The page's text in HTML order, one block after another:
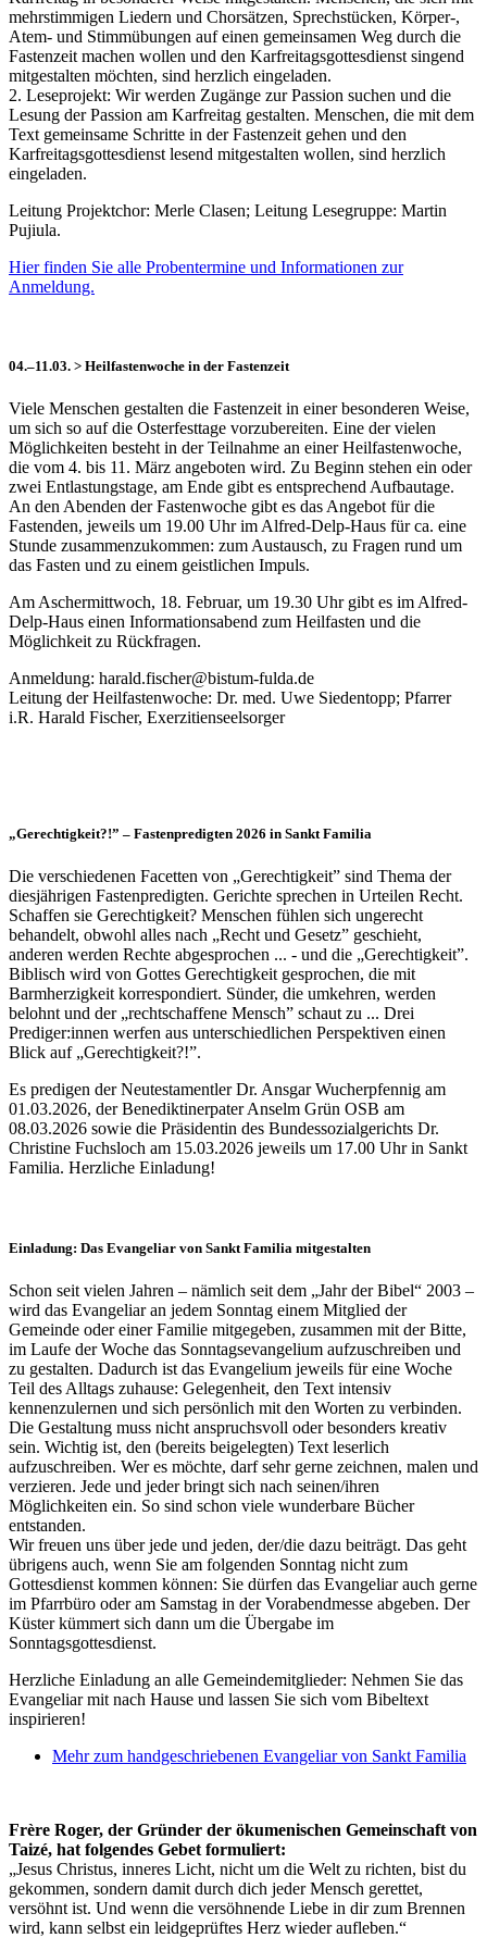
mehrstimmigen Liedern und Chorsätzen, Sprechstücken, Körper-,
Atem- und Stimmübungen auf einen gemeinsamen Weg durch die
Fastenzeit machen wollen und den Karfreitagsgottesdienst singend
mitgestalten möchten, sind herzlich eingeladen.
2. Leseprojekt: Wir werden Zugänge zur Passion suchen und die
Lesung der Passion am Karfreitag gestalten. Menschen, die mit dem
Text gemeinsame Schritte in der Fastenzeit gehen und den
Karfreitagsgottesdienst lesend mitgestalten wollen, sind herzlich
eingeladen.
Leitung Projektchor: Merle Clasen; Leitung Lesegruppe: Martin
Pujiula.
Hier finden Sie alle Probentermine und Informationen zur
Anmeldung.
04.–11.03. > Heilfastenwoche in der Fastenzeit
Viele Menschen gestalten die Fastenzeit in einer besonderen Weise,
um sich so auf die Osterfesttage vorzubereiten. Eine der vielen
Möglichkeiten besteht in der Teilnahme an einer Heilfastenwoche,
die vom 4. bis 11. März angeboten wird. Zu Beginn stehen ein oder
zwei Entlastungstage, am Ende gibt es entsprechend Aufbautage.
An den Abenden der Fastenwoche gibt es das Angebot für die
Fastenden, jeweils um 19.00 Uhr im Alfred-Delp-Haus für ca. eine
Stunde zusammenzukommen: zum Austausch, zu Fragen rund um
das Fasten und zu einem geistlichen Impuls.
Am Aschermittwoch, 18. Februar, um 19.30 Uhr gibt es im Alfred-
Delp-Haus einen Informationsabend zum Heilfasten und die
Möglichkeit zu Rückfragen.
Anmeldung: harald.fischer@bistum-fulda.de
Leitung der Heilfastenwoche: Dr. med. Uwe Siedentopp; Pfarrer
i.R. Harald Fischer, Exerzitienseelsorger
„Gerechtigkeit?!” – Fastenpredigten 2026 in Sankt Familia
Die verschiedenen Facetten von „Gerechtigkeit” sind Thema der
diesjährigen Fastenpredigten. Gerichte sprechen in Urteilen Recht.
Schaffen sie Gerechtigkeit? Menschen fühlen sich ungerecht
behandelt, obwohl alles nach „Recht und Gesetz” geschieht,
anderen werden Rechte abgesprochen ... - und die „Gerechtigkeit”.
Biblisch wird von Gottes Gerechtigkeit gesprochen, die mit
Barmherzigkeit korrespondiert. Sünder, die umkehren, werden
belohnt und der „rechtschaffene Mensch” schaut zu ... Drei
Prediger:innen werfen aus unterschiedlichen Perspektiven einen
Blick auf „Gerechtigkeit?!”.
Es predigen der Neutestamentler Dr. Ansgar Wucherpfennig am
01.03.2026, der Benediktinerpater Anselm Grün OSB am
08.03.2026 sowie die Präsidentin des Bundessozialgerichts Dr.
Christine Fuchsloch am 15.03.2026 jeweils um 17.00 Uhr in Sankt
Familia. Herzliche Einladung!
Einladung: Das Evangeliar von Sankt Familia mitgestalten
Schon seit vielen Jahren – nämlich seit dem „Jahr der Bibel“ 2003 –
wird das Evangeliar an jedem Sonntag einem Mitglied der
Gemeinde oder einer Familie mitgegeben, zusammen mit der Bitte,
im Laufe der Woche das Sonntagsevangelium aufzuschreiben und
zu gestalten. Dadurch ist das Evangelium jeweils für eine Woche
Teil des Alltags zuhause: Gelegenheit, den Text intensiv
kennenzulernen und sich persönlich mit den Worten zu verbinden.
Die Gestaltung muss nicht anspruchsvoll oder besonders kreativ
sein. Wichtig ist, den (bereits beigelegten) Text leserlich
aufzuschreiben. Wer es möchte, darf sehr gerne zeichnen, malen und
verzieren. Jede und jeder bringt sich nach seinen/ihren
Möglichkeiten ein. So sind schon viele wunderbare Bücher
entstanden.
Wir freuen uns über jede und jeden, der/die dazu beiträgt. Das geht
übrigens auch, wenn Sie am folgenden Sonntag nicht zum
Gottesdienst kommen können: Sie dürfen das Evangeliar auch gerne
im Pfarrbüro oder am Samstag in der Vorabendmesse abgeben. Der
Küster kümmert sich dann um die Übergabe im
Sonntagsgottesdienst.
Herzliche Einladung an alle Gemeindemitglieder: Nehmen Sie das
Evangeliar mit nach Hause und lassen Sie sich vom Bibeltext
inspirieren!
Mehr zum handgeschriebenen Evangeliar von Sankt Familia
Frère Roger, der Gründer der ökumenischen Gemeinschaft von
Taizé, hat folgendes Gebet formuliert:
„Jesus Christus, inneres Licht, nicht um die Welt zu richten, bist du
gekommen, sondern damit durch dich jeder Mensch gerettet,
versöhnt ist. Und wenn die versöhnende Liebe in dir zum Brennen
wird, kann selbst ein leidgeprüftes Herz wieder aufleben.“